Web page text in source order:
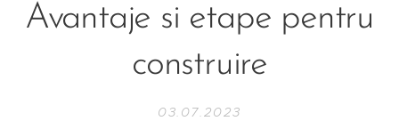
Avantaje si etape pentru
construire
03.07.2023